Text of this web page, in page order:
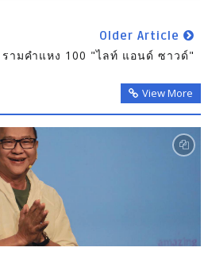
Older Article
รามคำแหง 100 "ไลท์ แอนด์ ซาวด์"
View More